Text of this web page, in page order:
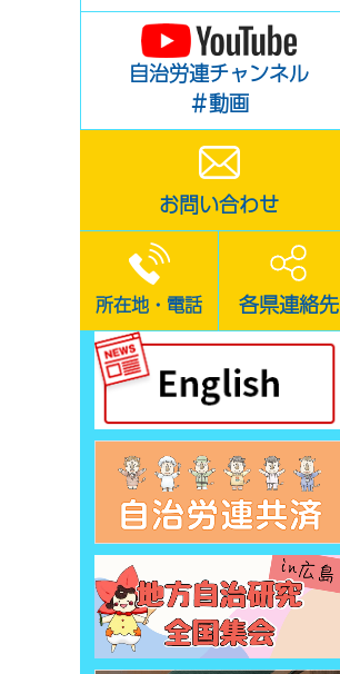
自治労連チャンネル
＃動画
お問い合わせ
所在地・電話 各県連絡先